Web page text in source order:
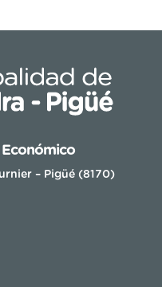
– Pigüé (8170)